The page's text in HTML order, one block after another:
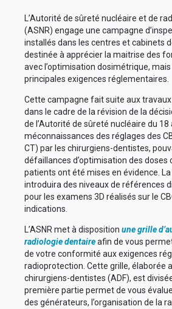
L’Autorité de sûreté nucléaire et de
(ASNR) engage une campagne
installés dans les centres et cabinets
destinée à apprécier la maitrise des
avec l’optimisation dosimétrique,
principales exigences réglementaires.
Cette campagne fait suite aux travaux
dans le cadre de la révision de la
de l’Autorité de sûreté nucléaire du 18
méconnaissances des réglages des
CT) par les chirurgiens-dentistes,
défaillances d’optimisation des doses
patients ont été mises en évidence.
introduira des niveaux de références
pour les examens 3D réalisés sur le
indications.
L’ASNR met à disposition une grille
radiologie dentaireafin de vous
de votre conformité aux exigences
radioprotection. Cette grille, élaborée
chirurgiens-dentistes (ADF), est
première partie permet de vous
des générateurs, l’organisation de la